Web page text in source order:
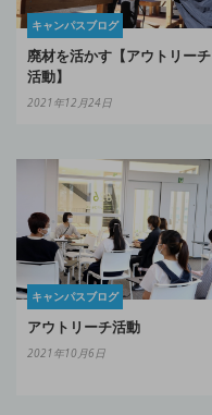
キャンパスブログ
廃材を活かす【アウトリーチ
活動】
2021年12月24日
キャンパスブログ
アウトリーチ活動
2021年10月6日